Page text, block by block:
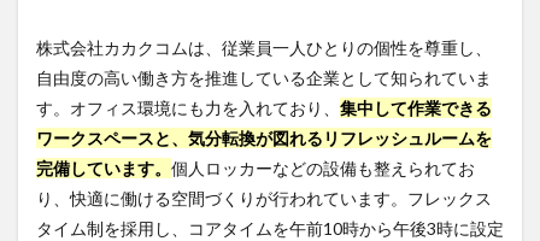
株式会社カカクコムは、従業員一人ひとりの個性を尊重し、
自由度の高い働き方を推進している企業として知られていま
す。オフィス環境にも力を入れており、 集中して作業できる
ワークスペースと、気分転換が図れるリフレッシュルームを
完備しています。 個人ロッカーなどの設備も整えられてお
り、快適に働ける空間づくりが行われています。フレックス
タイム制を採用し、コアタイムを午前10時から午後3時に設定